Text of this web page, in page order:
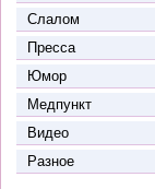
Слалом
Пресса
Юмор
Медпункт
Видео
Разное